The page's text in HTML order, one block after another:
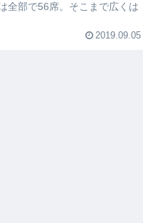
全部で56席。そこまで広くは
2019.09.05